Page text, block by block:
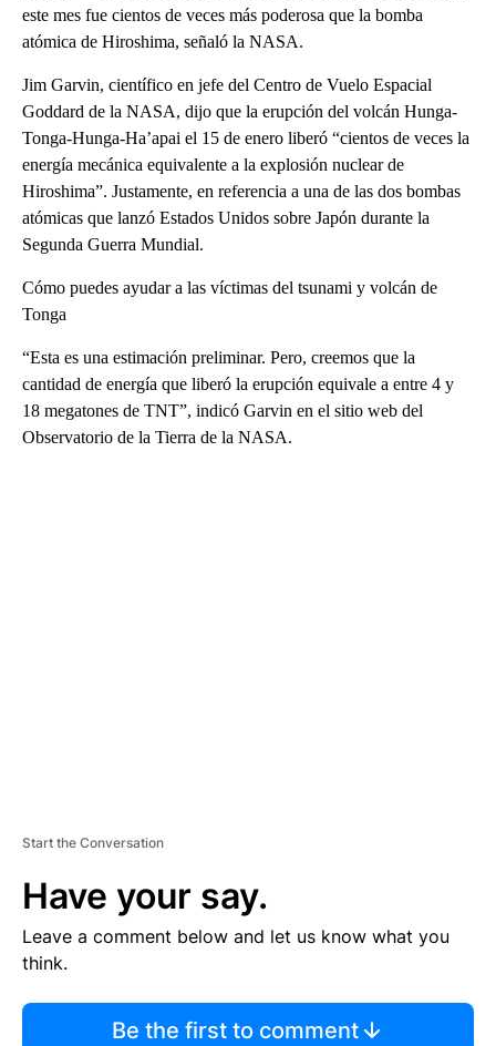
este mes fue cientos de veces más poderosa que la bomba
atómica de Hiroshima, señaló la NASA.
Jim Garvin, científico en jefe del Centro de Vuelo Espacial
Goddard de la NASA, dijo que la erupción del volcán Hunga-
Tonga-Hunga-Ha’apai el 15 de enero liberó “cientos de veces la
energía mecánica equivalente a la explosión nuclear de
Hiroshima”. Justamente, en referencia a una de las dos bombas
atómicas que lanzó Estados Unidos sobre Japón durante la
Segunda Guerra Mundial.
Cómo puedes ayudar a las víctimas del tsunami y volcán de
Tonga
“Esta es una estimación preliminar. Pero, creemos que la
cantidad de energía que liberó la erupción equivale a entre 4 y
18 megatones de TNT”, indicó Garvin en el sitio web del
Observatorio de la Tierra de la NASA.
Start the Conversation
Have your say.
Leave a comment below and let us know what you
think.
Be the first to comment